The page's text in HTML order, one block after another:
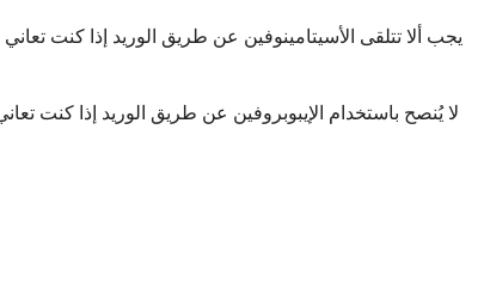
يجب ألا تتلقى الأسيتامينوفين عن طريق الوريد إذا كنت
لا يُنصح باستخدام الإيبوبروفين عن طريق الوريد إذا كنت